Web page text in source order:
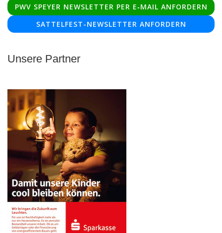
PWV SPEYER NEWSLETTER PER E‑MAIL ANFORDERN
SATTELFEST-NEWSLETTER ANFORDERN
Unsere Partner